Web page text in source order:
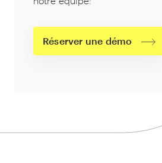
Réserver une démo